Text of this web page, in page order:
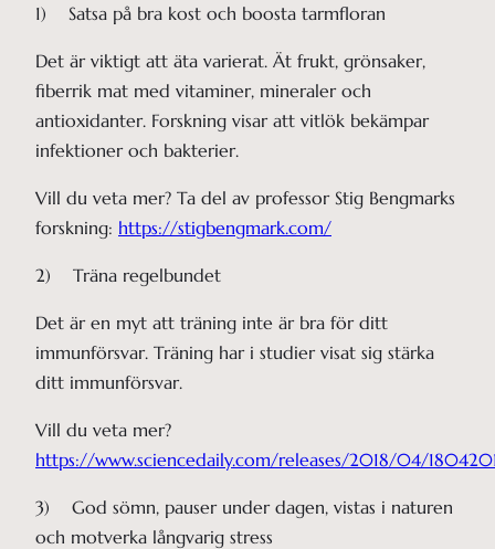
1) Satsa på bra kost och boosta tarmfloran
Det är viktigt att äta varierat. Ät frukt, grönsaker,
fiberrik mat med vitaminer, mineraler och
antioxidanter. Forskning visar att vitlök bekämpar
infektioner och bakterier.
Vill du veta mer? Ta del av professor Stig Bengmarks
forskning: https://stigbengmark.com/
2) Träna regelbundet
Det är en myt att träning inte är bra för ditt
immunförsvar. Träning har i studier visat sig stärka
ditt immunförsvar.
Vill du veta mer?
https://www.sciencedaily.com/releases/2018/04/
3) God sömn, pauser under dagen, vistas i naturen
och motverka långvarig stress